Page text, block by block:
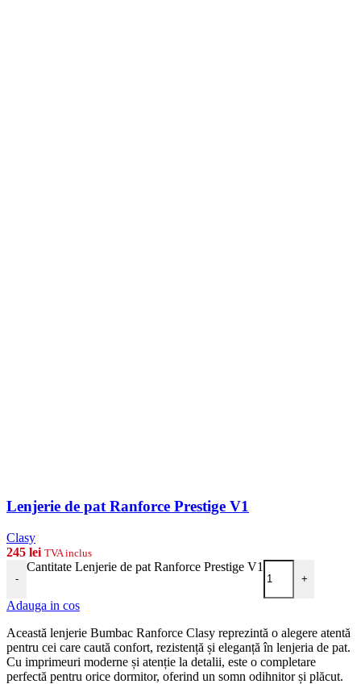
Lenjerie de pat Ranforce Prestige V1
Clasy
245 lei TVA inclus
-
Cantitate Lenjerie de pat Ranforce Prestige V1
+
Adauga in cos
Această lenjerie Bumbac Ranforce Clasy reprezintă o alegere atentă
pentru cei care caută confort, rezistență și eleganță în lenjeria de pat.
Cu imprimeuri moderne și atenție la detalii, este o completare
perfectă pentru orice dormitor, oferind un somn odihnitor și plăcut.